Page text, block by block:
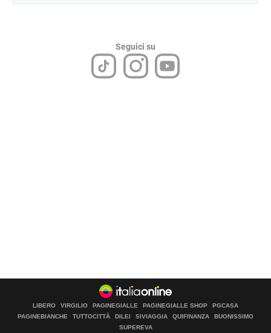
Seguici su
LIBERO VIRGILIO PAGINEGIALLE PAGINEGIALLE SHOP
PGCASA
PAGINEBIANCHE
TUTTOCITTÀ DILEI SIVIAGGIA QUIFINANZA
BUONISSIMO
SUPEREVA